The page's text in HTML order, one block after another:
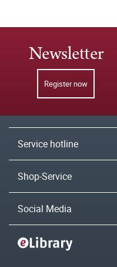
Newsletter
Register now
Service hotline
Shop-Service
Social Media